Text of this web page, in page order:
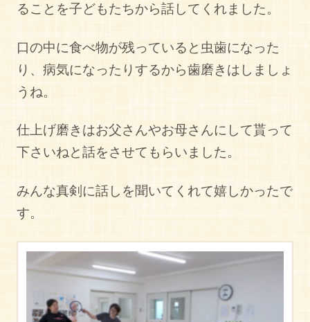
ることを子どもたちから話してくれました。
口の中に食べ物が残っていると虫歯になった
り、病気になったりするから歯磨きはしましょ
うね。
仕上げ磨きはお父さんやお母さんにして貰って
下さいねと話をさせてもらいました。
みんな真剣に話しを聞いてくれて嬉しかったで
す。